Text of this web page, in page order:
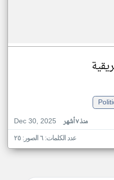
Dec 30, 2025
منذ ٧ أشهر
عدد الكلمات: ٦ الصور: ٢٥